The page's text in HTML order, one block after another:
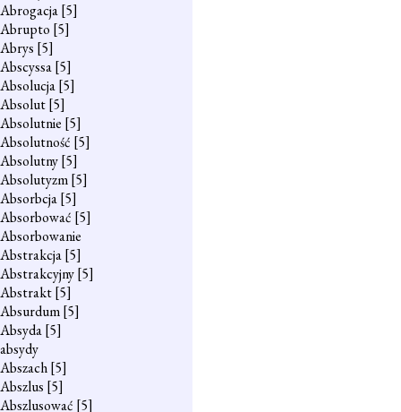
Abrogacja[5]
Abrupto [5]
Abrys [5]
Abscyssa[5]
Absolucja[5]
Absolut[5]
Absolutnie [5]
Absolutność [5]
Absolutny[5]
Absolutyzm[5]
Absorbcja[5]
Absorbować [5]
Absorbowanie
Abstrakcja[5]
Abstrakcyjny[5]
Abstrakt[5]
Absurdum[5]
Absyda[5]
absydy
Abszach[5]
Abszlus [5]
Abszlusować [5]